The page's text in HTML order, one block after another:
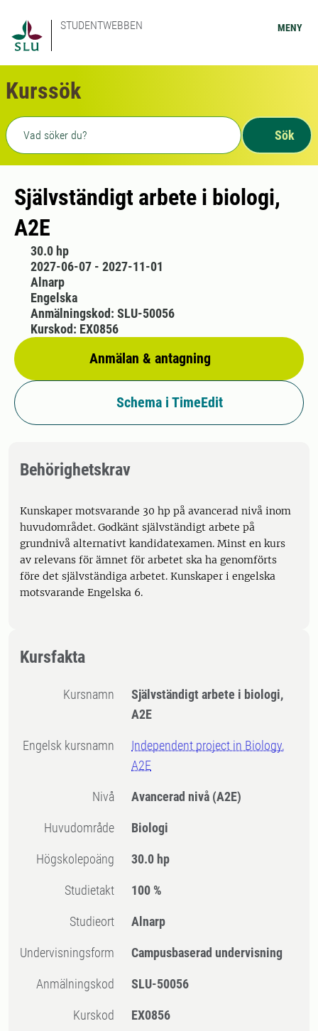
STUDENTWEBBEN MENY
Kurssök
Fritext sökning
Sök
Självständigt arbete i biologi,
A2E
30.0 hp
2027-06-07 - 2027-11-01
Alnarp
Engelska
Anmälan & antagning
Anmälningskod: SLU-50056
Kurskod: EX0856
Schema i TimeEdit
Behörighetskrav
Kunskaper motsvarande 30 hp på avancerad nivå inom
huvudområdet. Godkänt självständigt arbete på
grundnivå alternativt kandidatexamen. Minst en kurs
av relevans för ämnet för arbetet ska ha genomförts
före det självständiga arbetet. Kunskaper i engelska
motsvarande Engelska 6.
Kursfakta
Kursnamn
Självständigt arbete i biologi,
A2E
Engelsk kursnamn
Independent project in Biology,
A2E
Nivå Avancerad nivå (A2E)
Huvudområde Biologi
högskolepoäng 30.0 hp
Studietakt 100 %
Studieort Alnarp
Undervisningsform Campusbaserad undervisning
Anmälningskod SLU-50056
Kurskod EX0856